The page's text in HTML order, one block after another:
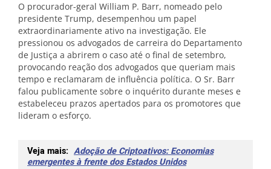
O procurador-geral William P. Barr, nomeado pelo
presidente Trump, desempenhou um papel
extraordinariamente ativo na investigação. Ele
pressionou os advogados de carreira do Departamento
de Justiça a abrirem o caso até o final de setembro,
provocando reação dos advogados que queriam mais
tempo e reclamaram de influência política. O Sr. Barr
falou publicamente sobre o inquérito durante meses e
estabeleceu prazos apertados para os promotores que
lideram o esforço.
Veja mais: Adoção de Criptoativos: Economias
emergentes à frente dos Estados Unidos